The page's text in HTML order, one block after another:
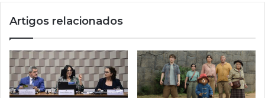
Artigos relacionados